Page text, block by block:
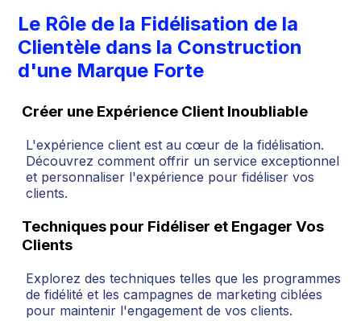
Le Rôle de la Fidélisation de la
Clientèle dans la Construction
d'une Marque Forte
Créer une Expérience Client Inoubliable
L'expérience client est au cœur de la fidélisation.
Découvrez comment offrir un service exceptionnel
et personnaliser l'expérience pour fidéliser vos
clients.
Techniques pour Fidéliser et Engager Vos
Clients
Explorez des techniques telles que les programmes
de fidélité et les campagnes de marketing ciblées
pour maintenir l'engagement de vos clients.